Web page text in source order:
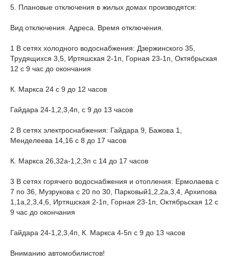
5. Плановые отключения в жилых домах производятся:
Вид отключения. Адреса. Время отключения.
1 В сетях холодного водоснабжения: Дзержинского 35,
Трудящихся 3,5, Иртяшская 2-1п, Горная 23-1п, Октябрьская
12 с 9 час до окончания
К. Маркса 24 с 9 до 12 часов
Гайдара 24-1,2,3,4п, с 9 до 13 часов
2 В сетях электроснабжения: Гайдара 9, Бажова 1,
Менделеева 14,16 с 8 до 17 часов
К. Маркса 26,32а-1,2,3п с 14 до 17 часов
3 В сетях горячего водоснабжения и отопления: Ермолаева с
7 по 36, Музрукова с 20 по 30, Парковый1,2,2а,3,4, Архипова
1,1а,2,3,4,6, Иртяшская 2-1п, Горная 23-1п, Октябрьская 12 с
9 час до окончания
Гайдара 24-1,2,3,4п, К. Маркса 4-5п с 9 до 13 часов
Вниманию автомобилистов!